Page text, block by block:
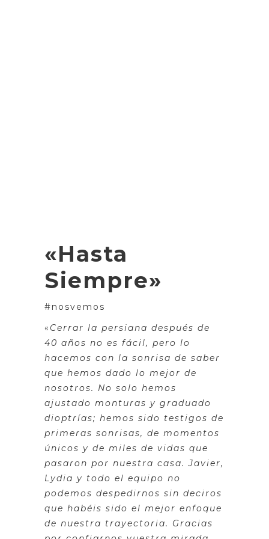
«Hasta
Siempre»
#nosvemos
« Cerrar la persiana después de
40 años no es fácil, pero lo
hacemos con la sonrisa de saber
que hemos dado lo mejor de
nosotros. No solo hemos
ajustado monturas y graduado
dioptrías; hemos sido testigos de
primeras sonrisas, de momentos
únicos y de miles de vidas que
pasaron por nuestra casa. Javier,
Lydia y todo el equipo no
podemos despedirnos sin deciros
que habéis sido el mejor enfoque
de nuestra trayectoria. Gracias